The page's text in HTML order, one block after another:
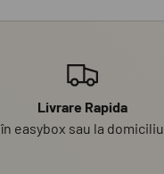
Livrare Rapida
în easybox sau la domiciliu